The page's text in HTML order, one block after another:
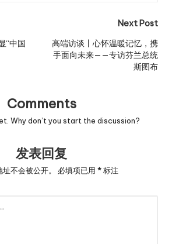
“中国
Next Post
高端访谈丨心怀温暖记忆，携
手面向未来——专访芬兰总统
斯图布
Comments
Why don’t you start the discussion?
发表回复
不会被公开。 必填项已用 *标注